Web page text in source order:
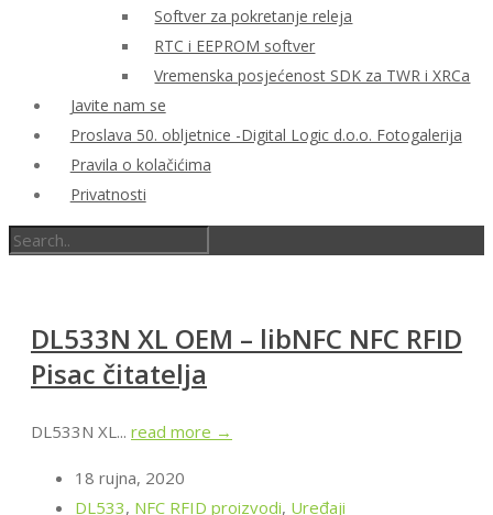
Softver za pokretanje releja
RTC i EEPROM softver
Vremenska posjećenost SDK za TWR i XRCa
Javite nam se
Proslava 50. obljetnice -Digital Logic d.o.o. Fotogalerija
Pravila o kolačićima
Privatnosti
DL533N XL OEM – libNFC NFC RFID
Pisac čitatelja
DL533N XL... read more →
18 rujna, 2020
DL533, NFC RFID proizvodi, Uređaji